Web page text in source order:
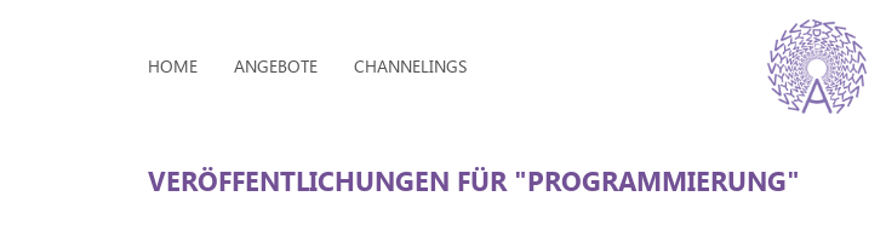
HOME ANGEBOTE CHANNELINGS
VERÖFFENTLICHUNGEN FÜR "PROGRAMMIERUNG"